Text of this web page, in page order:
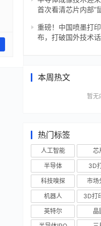
首次看清芯片内部“
重磅！中国喷墨打
布，打破国外技术
本周热文
暂无
热门标签
人工智能 芯
半导体
3D
科技嗅探
市场
机器人
英特尔
晶